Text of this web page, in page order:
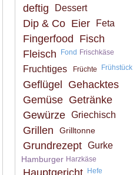
deftig Dessert
Dip & Co Eier Feta
Fingerfood
Fisch
Fleisch
Fond Frischkäse
Fruchtiges Früchte Frühstück
Geflügel
Gehacktes
Gemüse Getränke
Gewürze Griechisch
Grillen Grilltonne
Grundrezept Gurke
Hamburger Harzkäse
Hefe